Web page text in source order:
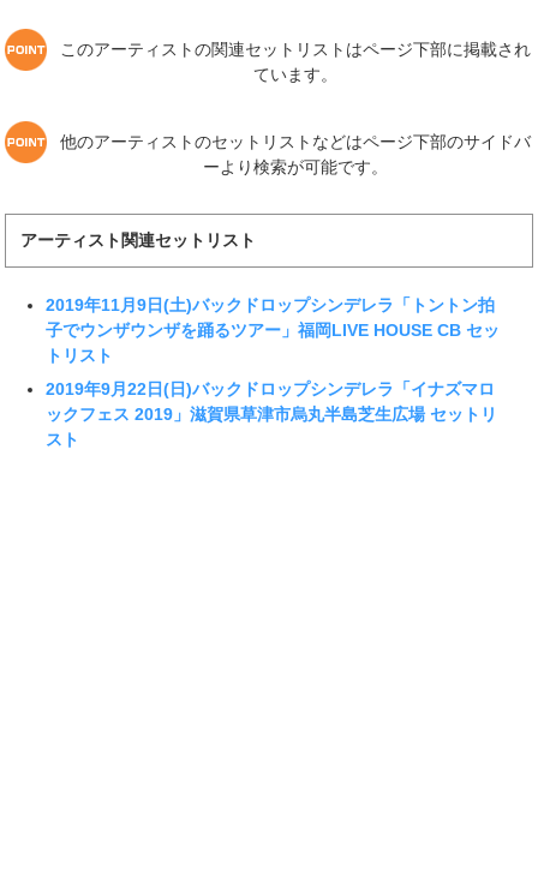
このアーティストの関連セットリストはページ下部に掲載され
ています。
他のアーティストのセットリストなどはページ下部のサイドバ
ーより検索が可能です。
アーティスト関連セットリスト
2019年11月9日(土)バックドロップシンデレラ「トントン拍
子でウンザウンザを踊るツアー」福岡LIVE HOUSE CB セッ
トリスト
2019年9月22日(日)バックドロップシンデレラ「イナズマロ
ックフェス 2019」滋賀県草津市烏丸半島芝生広場 セットリ
スト